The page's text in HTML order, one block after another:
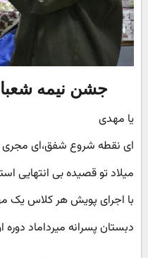
جشن نیمه
یا مهدی
ای نقطه شروع شفق،ای
میلاد تو قصیده بی انتهایی
با اجرای پویش هر کلاس یک
دبستان پسرانه میرداماد دوره